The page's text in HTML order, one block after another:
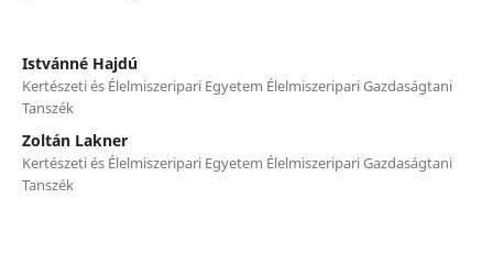
Istvánné Hajdú
Kertészeti és Élelmiszeripari Egyetem Élelmiszeripari Gazdaságtani
Tanszék
Zoltán Lakner
Kertészeti és Élelmiszeripari Egyetem Élelmiszeripari Gazdaságtani
Tanszék